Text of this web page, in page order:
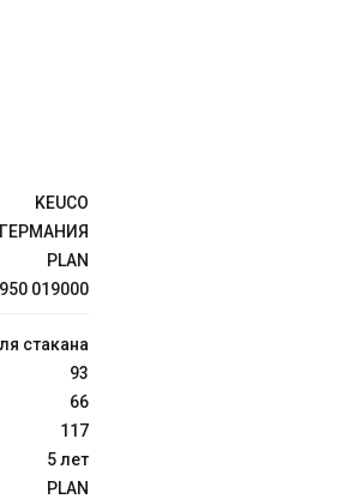
KEUCO
ГЕРМАНИЯ
PLAN
019000
стакана
93
66
117
5 лет
PLAN